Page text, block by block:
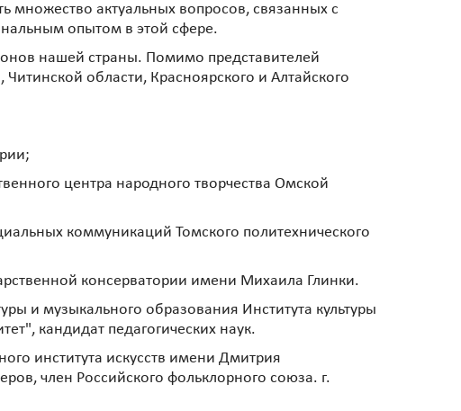
множество актуальных вопросов, связанных с
опытом в этой сфере.
нашей страны. Помимо представителей
области, Красноярского и Алтайского
центра народного творчества Омской
коммуникаций Томского политехнического
консерватории имени Михаила Глинки.
и музыкального образования Института культуры
кандидат педагогических наук.
института искусств имени Дмитрия
член Российского фольклорного союза. г.